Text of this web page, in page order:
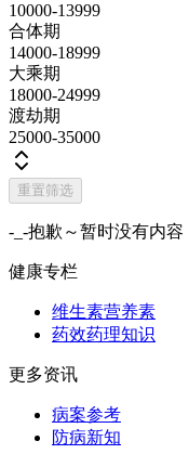
10000-13999
合体期
14000-18999
大乘期
18000-24999
渡劫期
25000-35000
重置筛选
-_-抱歉～暂时没有内容
健康专栏
维生素营养素
药效药理知识
更多资讯
病案参考
防病新知